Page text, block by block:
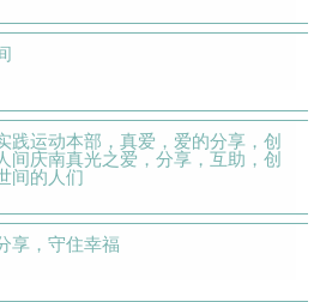
践运动本部，真爱，爱的分享，创
间庆南真光之爱，分享，互助，创
间的人们
享，守住幸福